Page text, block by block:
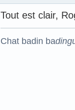
Tout est clair,
Chat badin ba